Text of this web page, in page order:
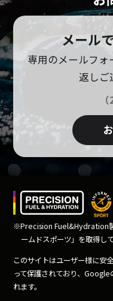
メール
専用のメールフォ
返しご
※Precision Fuel&Hydration
ームドスポーツ」を取得し
このサイトはユーザー様に安
って保護されており、Google
れます。